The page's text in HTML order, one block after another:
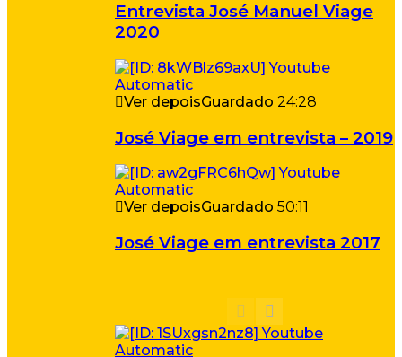
Entrevista José Manuel Viage
2020
Ver depoisGuardado 24:28
José Viage em entrevista – 2019
Ver depoisGuardado 50:11
José Viage em entrevista 2017